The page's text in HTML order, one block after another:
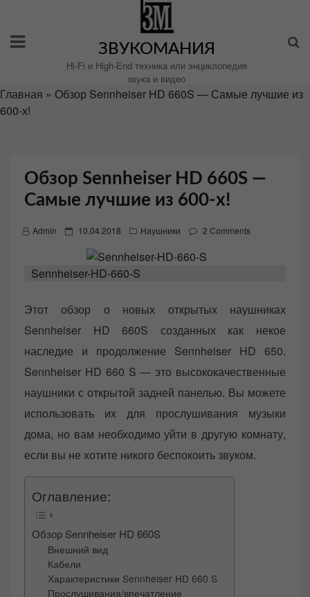
содержимому
ЗВУКОМАНИЯ
Hi-Fi и High-End техника или энциклопедия
звука и видео
Главная » Обзор Sennheiser HD 660S — Самые лучшие из
600-х!
Обзор Sennheiser HD 660S —
Самые лучшие из 600-х!
Admin
P
t
d
o
10.04.2018 Наушники 2 Comments
Sennheiser-HD-660-S
Этот обзор о новых открытых наушниках
Sennheiser HD 660S созданных как некое
наследие и продолжение Sennheiser HD 650.
Sennheiser HD 660 S — это высококачественные
наушники с открытой задней панелью. Вы можете
использовать их для прослушивания музыки
дома, но вам необходимо уйти в другую комнату,
если вы не хотите никого беспокоить звуком.
Оглавление:
Обзор Sennheiser HD 660S
Внешний вид
Кабели
Характеристики Sennheiser HD 660 S
Прослушивания/впечатление